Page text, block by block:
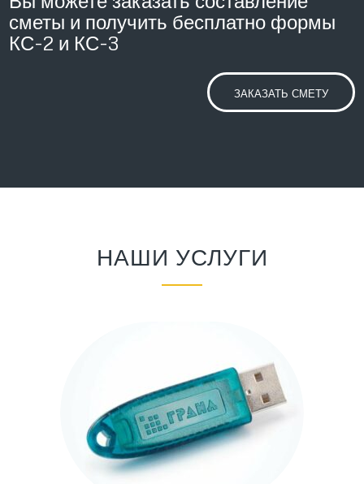
сметы и получить бесплатно формы
КС-2 и КС-3
ЗАКАЗАТЬ СМЕТУ
НАШИ УСЛУГИ